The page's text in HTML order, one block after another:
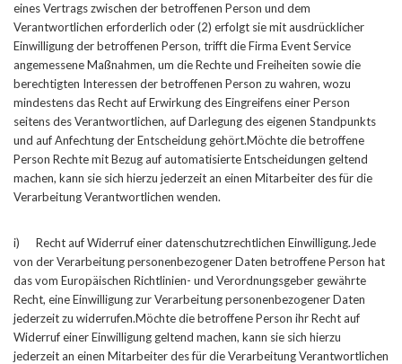
eines Vertrags zwischen der betroffenen Person und dem
Verantwortlichen erforderlich oder (2) erfolgt sie mit ausdrücklicher
Einwilligung der betroffenen Person, trifft die Firma Event Service
angemessene Maßnahmen, um die Rechte und Freiheiten sowie die
berechtigten Interessen der betroffenen Person zu wahren, wozu
mindestens das Recht auf Erwirkung des Eingreifens einer Person
seitens des Verantwortlichen, auf Darlegung des eigenen Standpunkts
und auf Anfechtung der Entscheidung gehört.Möchte die betroffene
Person Rechte mit Bezug auf automatisierte Entscheidungen geltend
machen, kann sie sich hierzu jederzeit an einen Mitarbeiter des für die
Verarbeitung Verantwortlichen wenden.
i) Recht auf Widerruf einer datenschutzrechtlichen Einwilligung.Jede
von der Verarbeitung personenbezogener Daten betroffene Person hat
das vom Europäischen Richtlinien- und Verordnungsgeber gewährte
Recht, eine Einwilligung zur Verarbeitung personenbezogener Daten
jederzeit zu widerrufen.Möchte die betroffene Person ihr Recht auf
Widerruf einer Einwilligung geltend machen, kann sie sich hierzu
jederzeit an einen Mitarbeiter des für die Verarbeitung Verantwortlichen